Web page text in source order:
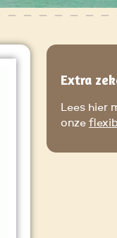
Extra
Lees hier
onze